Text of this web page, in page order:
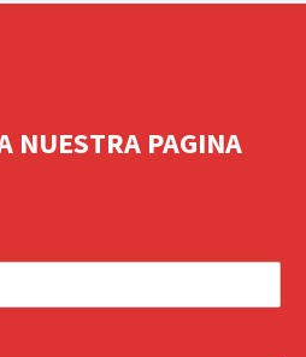
NUESTRA PAGINA